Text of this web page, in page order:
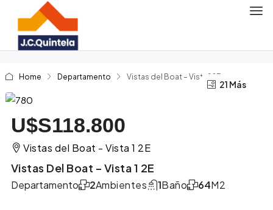
Home Departamento Vistas del Boat – Vista 1 2E
17 Más
21 Más
U$S118.800
Vistas del Boat - Vista 1 2E
Vistas Del Boat – Vista 1 2E
Departamento Ambientes
2 Baño
1 M2
64